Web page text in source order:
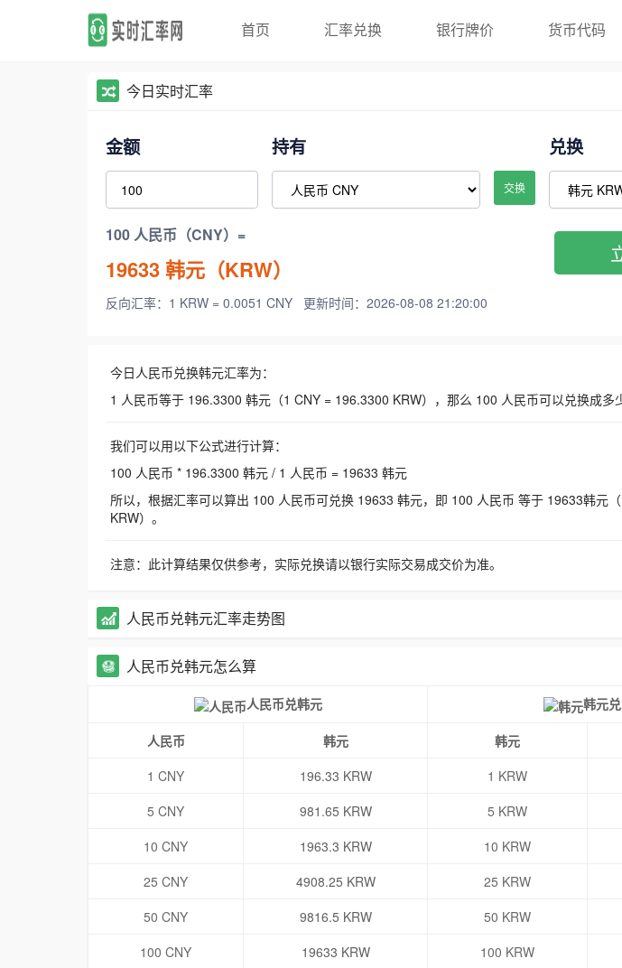
首页 汇率兑换 银行牌价 货币代码
今日实时汇率
金额 持有
交换
兑换
100 人民币（CNY）=
19633韩元（KRW）
反向汇率：1 KRW = 0.0051 CNY 更新时间：2026-08-08 21:20:00
今日人民币兑换韩元汇率为：
1 人民币等于 196.3300 韩元（1 CNY = 196.3300 KRW），那么 100 人民币可以兑换成多
我们可以用以下公式进行计算：
100 人民币 * 196.3300 韩元 / 1 人民币 = 19633 韩元
所以，根据汇率可以算出 100 人民币可兑换 19633 韩元，即 100 人民币 等于 19633韩元
KRW）。
注意：此计算结果仅供参考，实际兑换请以银行实际交易成交价为准。
人民币兑韩元汇率走势图
人民币兑韩元怎么算
人民币兑韩元 韩元
人民币 韩元 韩元
1 CNY
196.33 KRW 1 KRW
5 CNY
981.65 KRW 5 KRW
10 CNY
1963.3 KRW 10 KRW
25 CNY
4908.25 KRW 25 KRW
50 CNY
9816.5 KRW 50 KRW
100 CNY
19633 KRW 100 KRW